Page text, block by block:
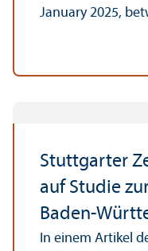
January 2025,
Stuttgarter
auf Studie
Baden-
In einem Artikel